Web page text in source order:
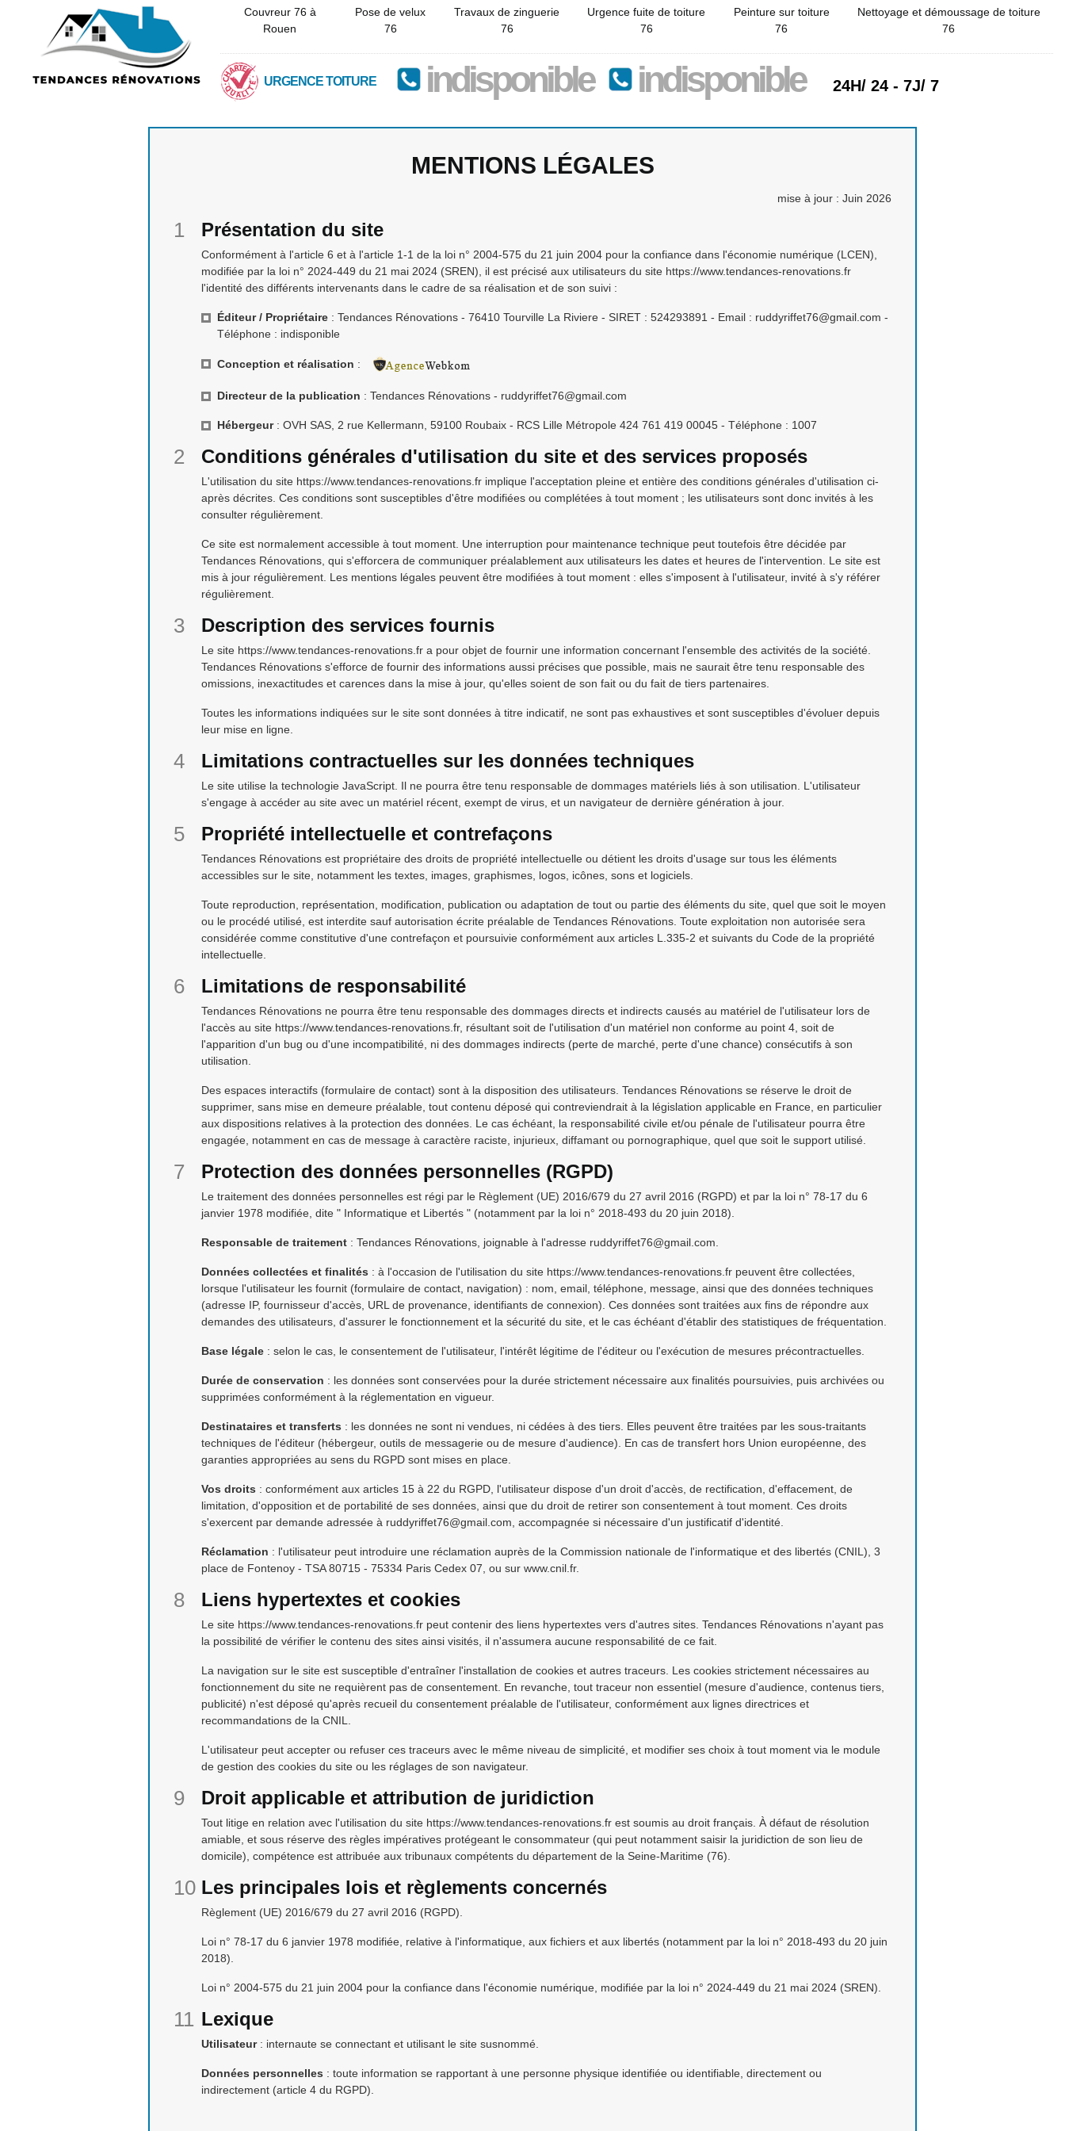
Couvreur 76 à
Rouen
Pose de velux
76
Travaux de zinguerie
76
Urgence fuite de toiture
76
Peinture sur toiture
76
Nettoyage et démoussage de toiture
76
URGENCE TOITURE indisponible indisponible 24H/ 24 - 7J/ 7
MENTIONS LÉGALES
mise à jour : Juin 2026
Présentation du site
Conformément à l'article 6 et à l'article 1-1 de la loi n° 2004-575 du 21 juin 2004 pour la confiance dans l'économie numérique (LCEN),
modifiée par la loi n° 2024-449 du 21 mai 2024 (SREN), il est précisé aux utilisateurs du site https://www.tendances-renovations.fr
l'identité des différents intervenants dans le cadre de sa réalisation et de son suivi :
Éditeur / Propriétaire : Tendances Rénovations - 76410 Tourville La Riviere - SIRET : 524293891 - Email : ruddyriffet76@gmail.com -
Téléphone : indisponible
Conception et réalisation :
Directeur de la publication : Tendances Rénovations - ruddyriffet76@gmail.com
Hébergeur: OVH SAS, 2 rue Kellermann, 59100 Roubaix - RCS Lille Métropole 424 761 419 00045 - Téléphone : 1007
Conditions générales d'utilisation du site et des services proposés
L'utilisation du site https://www.tendances-renovations.fr implique l'acceptation pleine et entière des conditions générales d'utilisation ci-
après décrites. Ces conditions sont susceptibles d'être modifiées ou complétées à tout moment ; les utilisateurs sont donc invités à les
consulter régulièrement.
Ce site est normalement accessible à tout moment. Une interruption pour maintenance technique peut toutefois être décidée par
Tendances Rénovations, qui s'efforcera de communiquer préalablement aux utilisateurs les dates et heures de l'intervention. Le site est
mis à jour régulièrement. Les mentions légales peuvent être modifiées à tout moment : elles s'imposent à l'utilisateur, invité à s'y référer
régulièrement.
Description des services fournis
Le site https://www.tendances-renovations.fr a pour objet de fournir une information concernant l'ensemble des activités de la société.
Tendances Rénovations s'efforce de fournir des informations aussi précises que possible, mais ne saurait être tenu responsable des
omissions, inexactitudes et carences dans la mise à jour, qu'elles soient de son fait ou du fait de tiers partenaires.
Toutes les informations indiquées sur le site sont données à titre indicatif, ne sont pas exhaustives et sont susceptibles d'évoluer depuis
leur mise en ligne.
Limitations contractuelles sur les données techniques
Le site utilise la technologie JavaScript. Il ne pourra être tenu responsable de dommages matériels liés à son utilisation. L'utilisateur
s'engage à accéder au site avec un matériel récent, exempt de virus, et un navigateur de dernière génération à jour.
Propriété intellectuelle et contrefaçons
Tendances Rénovations est propriétaire des droits de propriété intellectuelle ou détient les droits d'usage sur tous les éléments
accessibles sur le site, notamment les textes, images, graphismes, logos, icônes, sons et logiciels.
Toute reproduction, représentation, modification, publication ou adaptation de tout ou partie des éléments du site, quel que soit le moyen
ou le procédé utilisé, est interdite sauf autorisation écrite préalable de Tendances Rénovations. Toute exploitation non autorisée sera
considérée comme constitutive d'une contrefaçon et poursuivie conformément aux articles L.335-2 et suivants du Code de la propriété
intellectuelle.
Limitations de responsabilité
Tendances Rénovations ne pourra être tenu responsable des dommages directs et indirects causés au matériel de l'utilisateur lors de
l'accès au site https://www.tendances-renovations.fr, résultant soit de l'utilisation d'un matériel non conforme au point 4, soit de
l'apparition d'un bug ou d'une incompatibilité, ni des dommages indirects (perte de marché, perte d'une chance) consécutifs à son
utilisation.
Des espaces interactifs (formulaire de contact) sont à la disposition des utilisateurs. Tendances Rénovations se réserve le droit de
supprimer, sans mise en demeure préalable, tout contenu déposé qui contreviendrait à la législation applicable en France, en particulier
aux dispositions relatives à la protection des données. Le cas échéant, la responsabilité civile et/ou pénale de l'utilisateur pourra être
engagée, notamment en cas de message à caractère raciste, injurieux, diffamant ou pornographique, quel que soit le support utilisé.
Protection des données personnelles (RGPD)
Le traitement des données personnelles est régi par le Règlement (UE) 2016/679 du 27 avril 2016 (RGPD) et par la loi n° 78-17 du 6
janvier 1978 modifiée, dite " Informatique et Libertés " (notamment par la loi n° 2018-493 du 20 juin 2018).
Responsable de traitement : Tendances Rénovations, joignable à l'adresse ruddyriffet76@gmail.com.
Données collectées et finalités : à l'occasion de l'utilisation du site https://www.tendances-renovations.fr peuvent être collectées,
lorsque l'utilisateur les fournit (formulaire de contact, navigation) : nom, email, téléphone, message, ainsi que des données techniques
(adresse IP, fournisseur d'accès, URL de provenance, identifiants de connexion). Ces données sont traitées aux fins de répondre aux
demandes des utilisateurs, d'assurer le fonctionnement et la sécurité du site, et le cas échéant d'établir des statistiques de fréquentation.
Base légale : selon le cas, le consentement de l'utilisateur, l'intérêt légitime de l'éditeur ou l'exécution de mesures précontractuelles.
Durée de conservation : les données sont conservées pour la durée strictement nécessaire aux finalités poursuivies, puis archivées ou
supprimées conformément à la réglementation en vigueur.
Destinataires et transferts : les données ne sont ni vendues, ni cédées à des tiers. Elles peuvent être traitées par les sous-traitants
techniques de l'éditeur (hébergeur, outils de messagerie ou de mesure d'audience). En cas de transfert hors Union européenne, des
garanties appropriées au sens du RGPD sont mises en place.
Vos droits : conformément aux articles 15 à 22 du RGPD, l'utilisateur dispose d'un droit d'accès, de rectification, d'effacement, de
limitation, d'opposition et de portabilité de ses données, ainsi que du droit de retirer son consentement à tout moment. Ces droits
s'exercent par demande adressée à ruddyriffet76@gmail.com, accompagnée si nécessaire d'un justificatif d'identité.
Réclamation : l'utilisateur peut introduire une réclamation auprès de la Commission nationale de l'informatique et des libertés (CNIL), 3
place de Fontenoy - TSA 80715 - 75334 Paris Cedex 07, ou sur www.cnil.fr.
Liens hypertextes et cookies
Le site https://www.tendances-renovations.fr peut contenir des liens hypertextes vers d'autres sites. Tendances Rénovations n'ayant pas
la possibilité de vérifier le contenu des sites ainsi visités, il n'assumera aucune responsabilité de ce fait.
La navigation sur le site est susceptible d'entraîner l'installation de cookies et autres traceurs. Les cookies strictement nécessaires au
fonctionnement du site ne requièrent pas de consentement. En revanche, tout traceur non essentiel (mesure d'audience, contenus tiers,
publicité) n'est déposé qu'après recueil du consentement préalable de l'utilisateur, conformément aux lignes directrices et
recommandations de la CNIL.
L'utilisateur peut accepter ou refuser ces traceurs avec le même niveau de simplicité, et modifier ses choix à tout moment via le module
de gestion des cookies du site ou les réglages de son navigateur.
Droit applicable et attribution de juridiction
Tout litige en relation avec l'utilisation du site https://www.tendances-renovations.fr est soumis au droit français. À défaut de résolution
amiable, et sous réserve des règles impératives protégeant le consommateur (qui peut notamment saisir la juridiction de son lieu de
domicile), compétence est attribuée aux tribunaux compétents du département de la Seine-Maritime (76).
Les principales lois et règlements concernés
Règlement (UE) 2016/679 du 27 avril 2016 (RGPD).
Loi n° 78-17 du 6 janvier 1978 modifiée, relative à l'informatique, aux fichiers et aux libertés (notamment par la loi n° 2018-493 du 20 juin
2018).
Loi n° 2004-575 du 21 juin 2004 pour la confiance dans l'économie numérique, modifiée par la loi n° 2024-449 du 21 mai 2024 (SREN).
Lexique
Utilisateur: internaute se connectant et utilisant le site susnommé.
Données personnelles : toute information se rapportant à une personne physique identifiée ou identifiable, directement ou
indirectement (article 4 du RGPD).